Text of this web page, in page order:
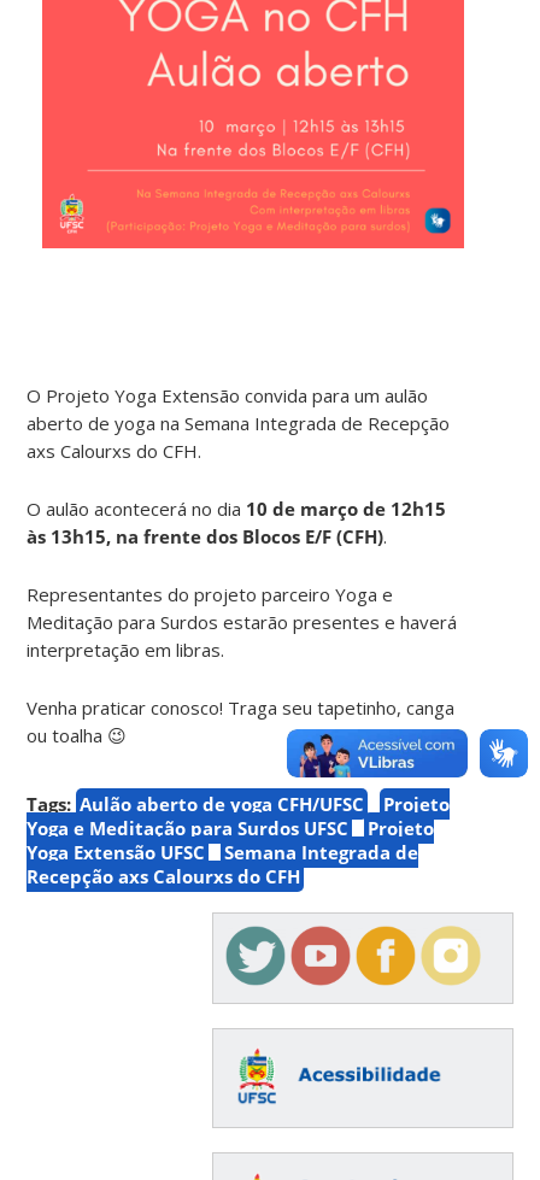
O Projeto Yoga Extensão convida para um aulão
aberto de yoga na Semana Integrada de Recepção
axs Calourxs do CFH.
O aulão acontecerá no dia 10 de março de 12h15
às 13h15, na frente dos Blocos E/F (CFH).
Representantes do projeto parceiro Yoga e
Meditação para Surdos estarão presentes e haverá
interpretação em libras.
Venha praticar conosco! Traga seu tapetinho, canga
ou toalha 😉
Tags: Aulão aberto de yoga CFH/UFSC
Projeto
Yoga e Meditação para Surdos UFSC
Projeto
Yoga Extensão UFSC
Semana Integrada de
Recepção axs Calourxs do CFH